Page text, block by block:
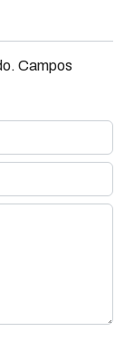
Campos